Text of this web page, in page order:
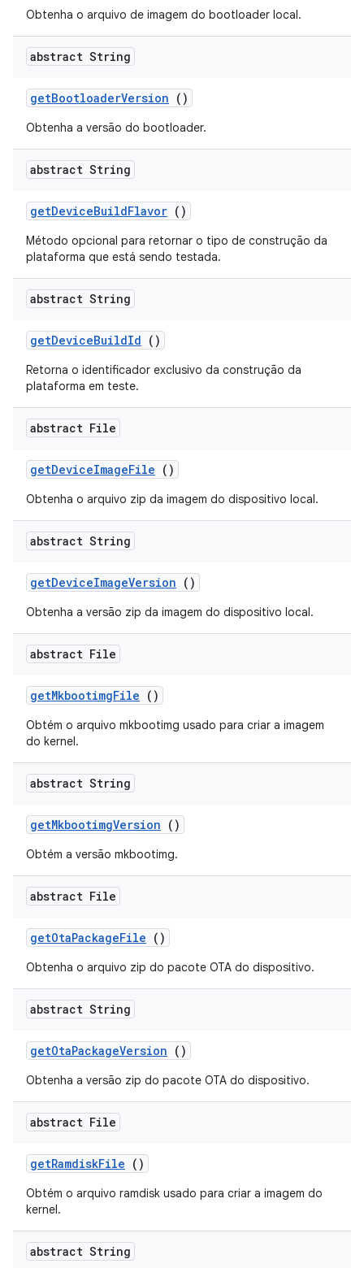
Obtenha o arquivo de imagem do bootloader local.
abstract String
getBootloaderVersion ()
Obtenha a versão do bootloader.
abstract String
getDeviceBuildFlavor ()
Método opcional para retornar o tipo de construção da
plataforma que está sendo testada.
abstract String
getDeviceBuildId ()
Retorna o identificador exclusivo da construção da
plataforma em teste.
abstract File
getDeviceImageFile ()
Obtenha o arquivo zip da imagem do dispositivo local.
abstract String
getDeviceImageVersion ()
Obtenha a versão zip da imagem do dispositivo local.
abstract File
getMkbootimgFile ()
Obtém o arquivo mkbootimg usado para criar a imagem
do kernel.
abstract String
getMkbootimgVersion ()
Obtém a versão mkbootimg.
abstract File
getOtaPackageFile ()
Obtenha o arquivo zip do pacote OTA do dispositivo.
abstract String
getOtaPackageVersion ()
Obtenha a versão zip do pacote OTA do dispositivo.
abstract File
getRamdiskFile ()
Obtém o arquivo ramdisk usado para criar a imagem do
kernel.
abstract String